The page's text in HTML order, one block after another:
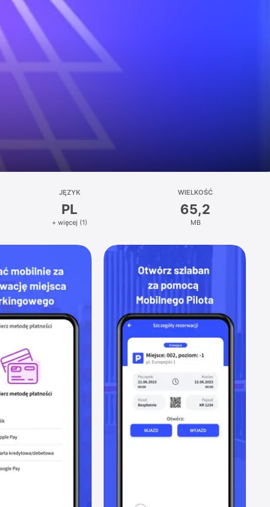
JĘZYK
PL
+ więcej (1)
WIELKOŚĆ
65,2
MB